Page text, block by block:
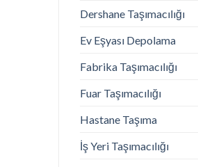
Dershane Taşımacılığı
Ev Eşyası Depolama
Fabrika Taşımacılığı
Fuar Taşımacılığı
Hastane Taşıma
İş Yeri Taşımacılığı